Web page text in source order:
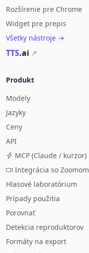
Rozšírenie pre Chrome
Widget pre prepis
Všetky nástroje →
TTS.ai
Produkt
Modely
Jazyky
Ceny
API
MCP (Claude / kurzor)
Integrácia so Zoomom
Hlasové laboratórium
Prípady použitia
Porovnať
Detekcia reproduktorov
Formáty na export